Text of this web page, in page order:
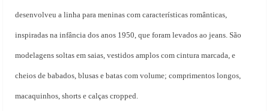
desenvolveu a linha para meninas com características românticas,
inspiradas na infância dos anos 1950, que foram levados ao jeans. São
modelagens soltas em saias, vestidos amplos com cintura marcada, e
cheios de babados, blusas e batas com volume; comprimentos longos,
macaquinhos, shorts e calças cropped.